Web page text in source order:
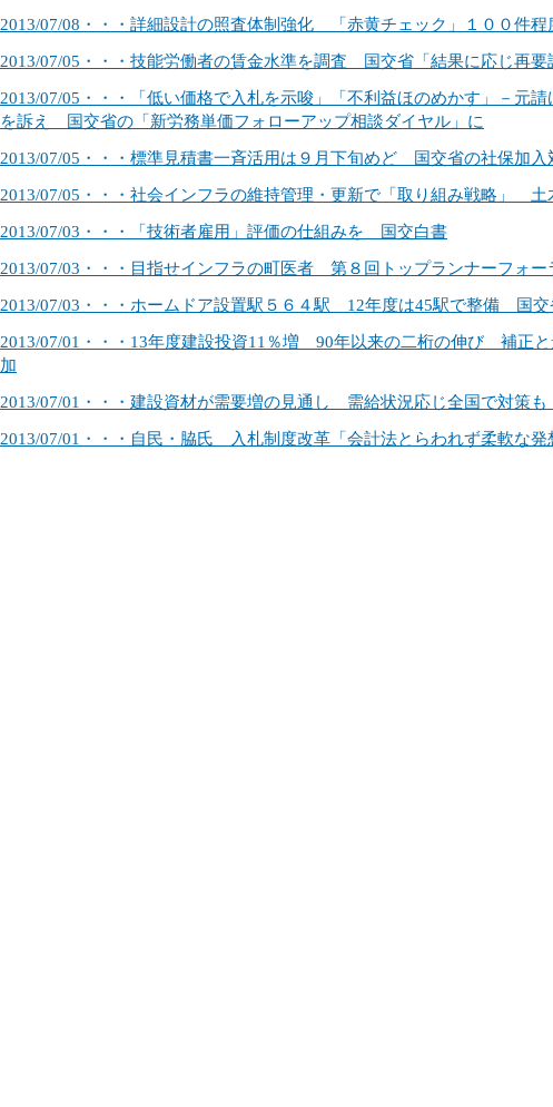
2013/07/08・・・詳細設計の照査体制強化 「赤黄チェック」１００件
2013/07/05・・・技能労働者の賃金水準を調査 国交省「結果に応じ再要
2013/07/05・・・「低い価格で入札を示唆」「不利益ほのめかす」－元
を訴え 国交省の「新労務単価フォローアップ相談ダイヤル」に
2013/07/05・・・標準見積書一斉活用は９月下旬めど 国交省の社保加入
2013/07/05・・・社会インフラの維持管理・更新で「取り組み戦略」 土
2013/07/03・・・「技術者雇用」評価の仕組みを 国交白書
2013/07/03・・・目指せインフラの町医者 第８回トップランナーフォー
2013/07/03・・・ホームドア設置駅５６４駅 12年度は45駅で整備 国交
2013/07/01・・・13年度建設投資11％増 90年以来の二桁の伸び 補正
加
2013/07/01・・・建設資材が需要増の見通し 需給状況応じ全国で対策
2013/07/01・・・自民・脇氏 入札制度改革「会計法とらわれず柔軟な発